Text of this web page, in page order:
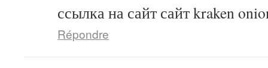
ссылка на сайт сайт kraken
Répondre